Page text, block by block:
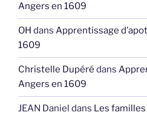
Angers en 1609
OH dans Apprentissage
1609
Christelle Dupéré dans
Angers en 1609
JEAN Daniel dans Les familles